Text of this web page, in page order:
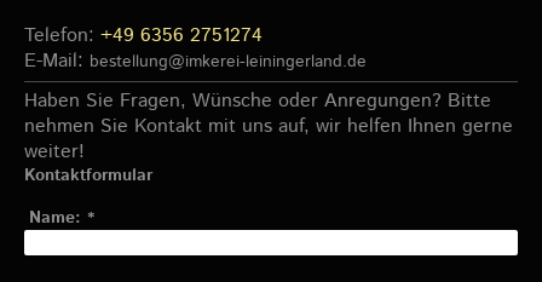
Telefon: +49 6356 2751274
E-Mail: bestellung@imkerei-leiningerland.de
Haben Sie Fragen, Wünsche oder Anregungen? Bitte
nehmen Sie Kontakt mit uns auf, wir helfen Ihnen gerne
weiter!
Kontaktformular
Name: *